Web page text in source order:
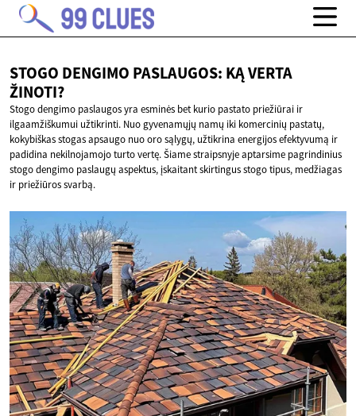
STOGO DENGIMO PASLAUGOS: KĄVERTA
ŽINOTI?
Stogo dengimo paslaugos yra esminės bet kurio pastato priežiūrai ir
ilgaamžiškumui užtikrinti. Nuo gyvenamųjų namų iki komercinių pastatų,
kokybiškas stogas apsaugo nuo oro sąlygų, užtikrina energijos efektyvumą ir
padidina nekilnojamojo turto vertę. Šiame straipsnyje aptarsime pagrindinius
stogo dengimo paslaugų aspektus, įskaitant skirtingus stogo tipus, medžiagas
ir priežiūros svarbą.